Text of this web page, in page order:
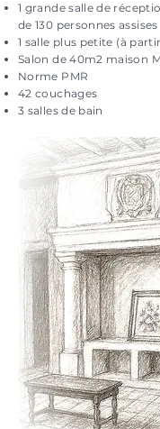
1 grande salle de
de 130 personnes assises
1 salle plus petite (à
Salon de 40m2 maison
Norme PMR
42 couchages
​3 salles de bain